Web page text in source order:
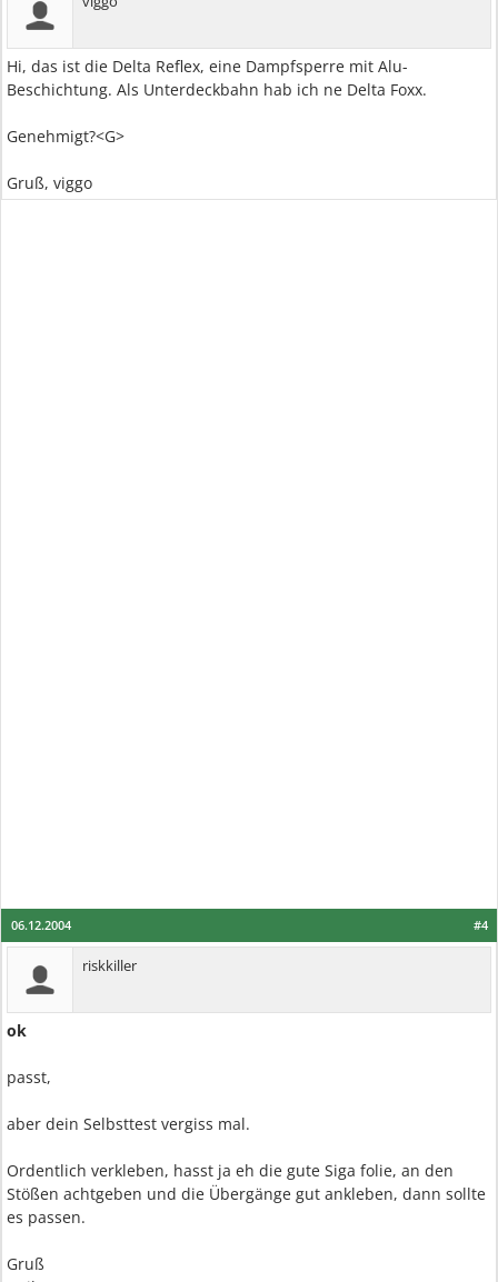
Hi, das ist die Delta Reflex, eine Dampfsperre mit Alu-
Beschichtung. Als Unterdeckbahn hab ich ne Delta Foxx.
Genehmigt?<G>
Gruß, viggo
#4
06.12.2004
riskkiller
ok
passt,
aber dein Selbsttest vergiss mal.
Ordentlich verkleben, hasst ja eh die gute Siga folie, an den
Stößen achtgeben und die Übergänge gut ankleben, dann sollte
es passen.
Gruß